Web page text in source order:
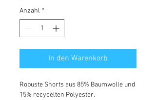
Anzahl *
In den Warenkorb
Robuste Shorts aus 85% Baumwolle und
15% recycelten Polyester.